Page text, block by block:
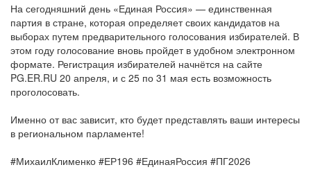
На сегодняшний день «Единая Россия» — единственная
партия в стране, которая определяет своих кандидатов на
выборах путем предварительного голосования избирателей. В
этом году голосование вновь пройдет в удобном электронном
формате. Регистрация избирателей начнётся на сайте
PG.ER.RU 20 апреля, и с 25 по 31 мая есть возможность
проголосовать.
Именно от вас зависит, кто будет представлять ваши интересы
в региональном парламенте!
#МихаилКлименко #ЕР196 #ЕдинаяРоссия #ПГ2026